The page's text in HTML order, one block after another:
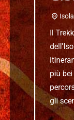
Il
più bei
gli